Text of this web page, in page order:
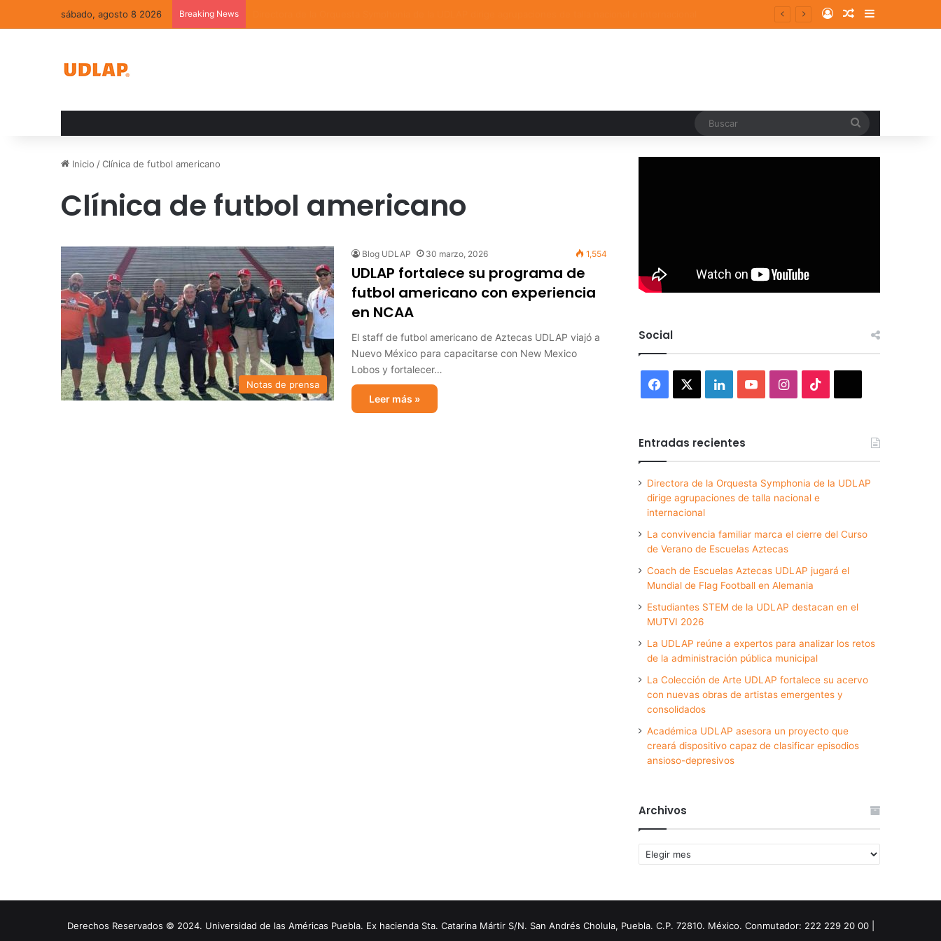
sábado, agosto 8 2026 Breaking News Log InRandom Article
Sidebar
Inicio /Clínica de futbol americano
Clínica de futbol americano
Notas de prensa
Blog UDLAP 30 marzo, 2026 1,554
UDLAP fortalece su programa de
futbol americano con experiencia
en NCAA
El staff de futbol americano de Aztecas UDLAP viajó a
Nuevo México para capacitarse con New Mexico
Lobos y fortalecer…
Leer más »
Social
Facebook LinkedInYouTubeInstagram
Entradas recientes
Directora de la Orquesta Symphonia de la UDLAP
dirige agrupaciones de talla nacional e
internacional
La convivencia familiar marca el cierre del Curso
de Verano de Escuelas Aztecas
Coach de Escuelas Aztecas UDLAP jugará el
Mundial de Flag Football en Alemania
Estudiantes STEM de la UDLAP destacan en el
MUTVI 2026
La UDLAP reúne a expertos para analizar los retos
de la administración pública municipal
La Colección de Arte UDLAP fortalece su acervo
con nuevas obras de artistas emergentes y
consolidados
Académica UDLAP asesora un proyecto que
creará dispositivo capaz de clasificar episodios
ansioso-depresivos
Archivos
Archivos
Derechos Reservados © 2024. Universidad de las Américas Puebla. Ex hacienda Sta. Catarina Mártir S/N. San Andrés Cholula, Puebla. C.P. 72810. México. Conmutador: 222 229 20 00 |